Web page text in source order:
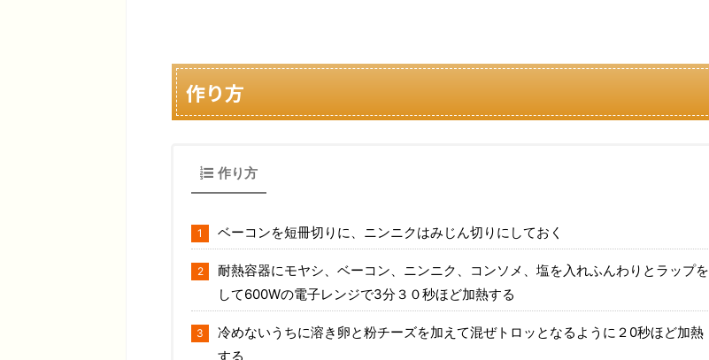
作り方
作り方
ベーコンを短冊切りに、ニンニクはみじん切りにしておく
耐熱容器にモヤシ、ベーコン、ニンニク、コンソメ、塩を入れふんわりとラップを
して600Wの電子レンジで3分３０秒ほど加熱する
冷めないうちに溶き卵と粉チーズを加えて混ぜトロッとなるように２0秒ほど加熱
する